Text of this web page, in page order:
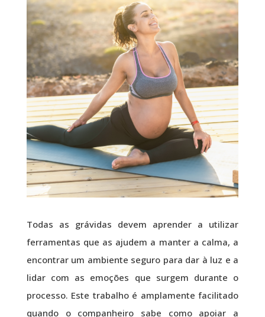
Todas as grávidas devem aprender a utilizar
ferramentas que as ajudem a manter a calma, a
encontrar um ambiente seguro para dar à luz e a
lidar com as emoções que surgem durante o
processo. Este trabalho é amplamente facilitado
quando o companheiro sabe como apoiar a